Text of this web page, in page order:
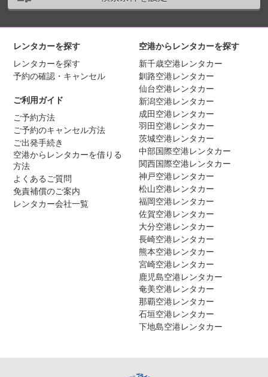
レンタカーを探す
レンタカーを探す
予約の確認・キャンセル
ご利用ガイド
ご予約方法
ご予約のキャンセル方法
ご出発手続き
空港からレンタカーを借りる
方法
よくあるご質問
免責補償のご案内
レンタカー会社一覧
空港からレンタカーを探す
新千歳空港レンタカー
釧路空港レンタカー
仙台空港レンタカー
新潟空港レンタカー
成田空港レンタカー
羽田空港レンタカー
茨城空港レンタカー
中部国際空港レンタカー
関西国際空港レンタカー
神戸空港レンタカー
松山空港レンタカー
福岡空港レンタカー
佐賀空港レンタカー
大分空港レンタカー
長崎空港レンタカー
熊本空港レンタカー
宮崎空港レンタカー
鹿児島空港レンタカー
奄美空港レンタカー
那覇空港レンタカー
石垣空港レンタカー
下地島空港レンタカー